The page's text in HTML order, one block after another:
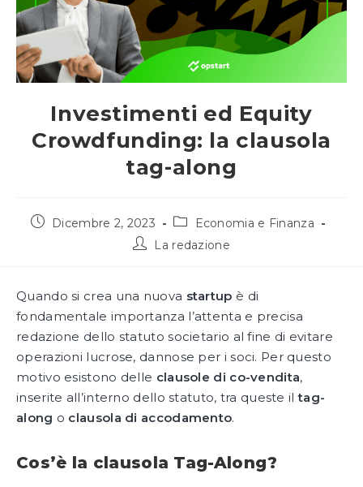
Investimenti ed Equity
Crowdfunding: la clausola
tag-along
ArticoloDicembre 2, 2023
Categoria
dell'articolo:
Economia e Finanza
AutoreLa redazione
Quando si crea una nuova startup è di
fondamentale importanza l’attenta e precisa
redazione dello statuto societario al fine di evitare
operazioni lucrose, dannose per i soci. Per questo
motivo esistono delle clausole di co-vendita,
inserite all’interno dello statuto, tra queste iltag-
along o clausola di accodamento.
Cos’è la clausola Tag-Along?